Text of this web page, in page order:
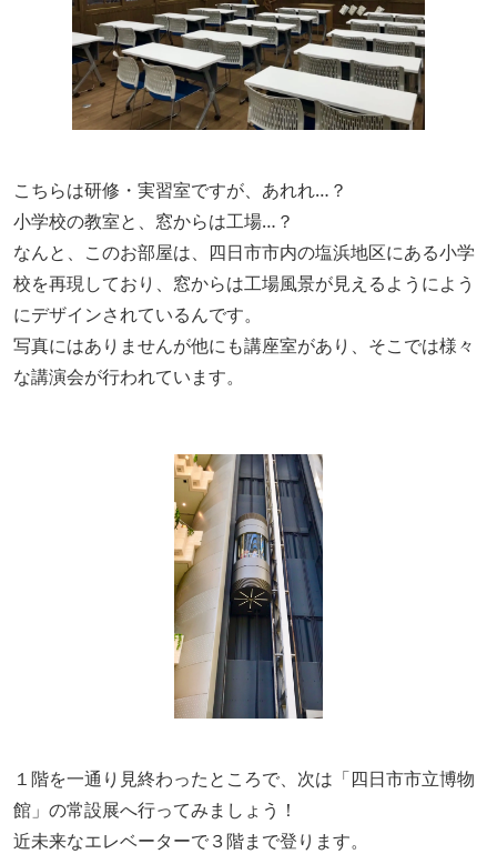
こちらは研修・実習室ですが、あれれ…？
小学校の教室と、窓からは工場…？
なんと、このお部屋は、四日市市内の塩浜地区にある小学
校を再現しており、窓からは工場風景が見えるようによう
にデザインされているんです。
写真にはありませんが他にも講座室があり、そこでは様々
な講演会が行われています。
１階を一通り見終わったところで、次は「四日市市立博物
館」の常設展へ行ってみましょう！
近未来なエレベーターで３階まで登ります。